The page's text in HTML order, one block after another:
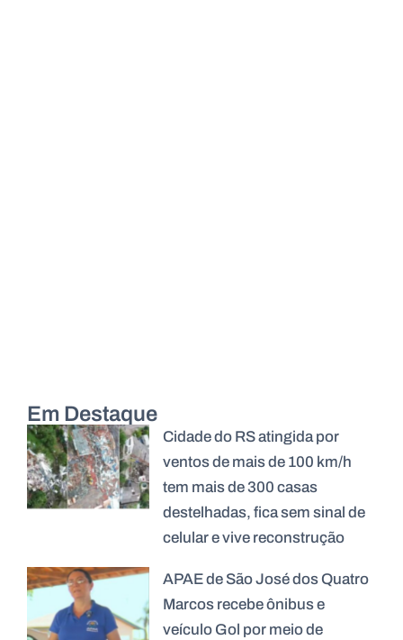
Em Destaque
Cidade do RS atingida por
ventos de mais de 100 km/h
tem mais de 300 casas
destelhadas, fica sem sinal de
celular e vive reconstrução
APAE de São José dos Quatro
Marcos recebe ônibus e
veículo Gol por meio de